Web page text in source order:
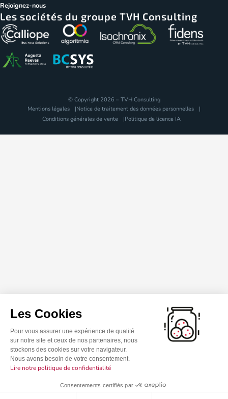
Rejoignez-nous
Les sociétés du groupe TVH Consulting
© Copyright 2026 – TVH Consulting
Mentions légales
Notice de traitement des données personnelles
Conditions générales de vente
Politique de licence IA
Les Cookies
Pour vous assurer une expérience de qualité
sur notre site et ceux de nos partenaires, nous
stockons des cookies sur votre navigateur.
Nous avons besoin de votre consentement.
Lire notre politique de confidentialité
Consentements certifiés par